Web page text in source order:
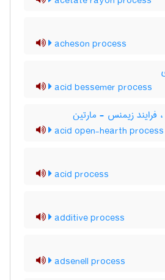
acheson process
acid bessemer process
، فرایند زیمنس - مارتین
acid open-hearth process
acid process
additive process
adsenell process